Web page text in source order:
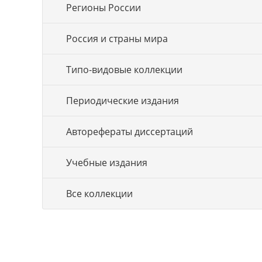
Регионы России
Россия и страны мира
Типо-видовые коллекции
Периодические издания
Авторефераты диссертаций
Учебные издания
Все коллекции